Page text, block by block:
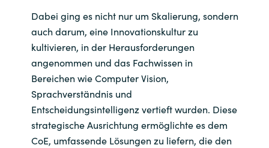
Dabei ging es nicht nur um Skalierung, sondern
auch darum, eine Innovationskultur zu
kultivieren, in der Herausforderungen
angenommen und das Fachwissen in
Bereichen wie Computer Vision,
Sprachverständnis und
Entscheidungsintelligenz vertieft wurden. Diese
strategische Ausrichtung ermöglichte es dem
CoE, umfassende Lösungen zu liefern, die den